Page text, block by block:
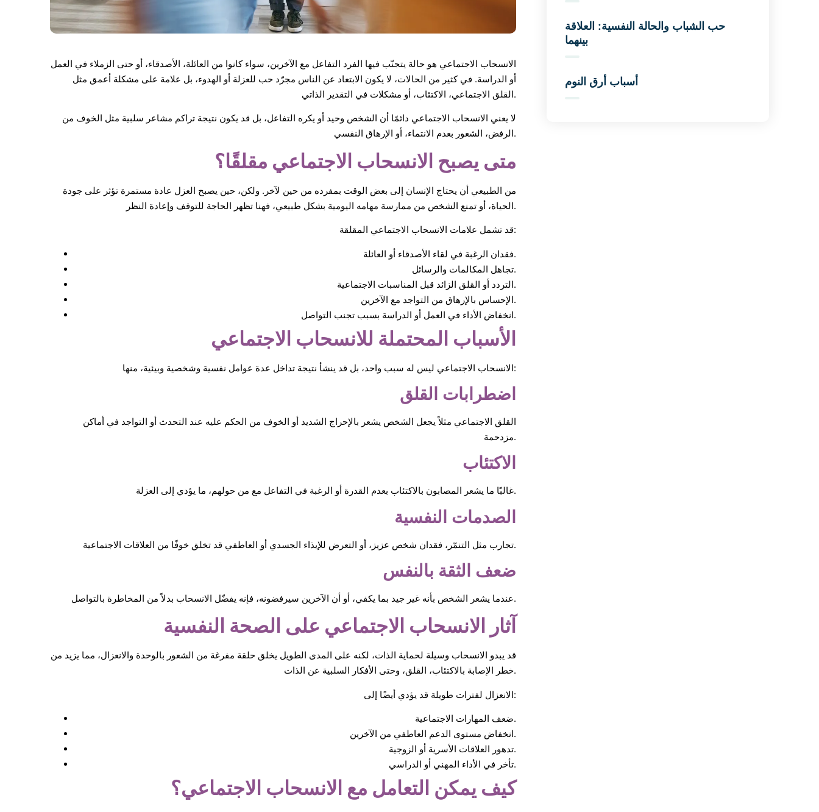
الانسحاب الاجتماعي هو حالة يتجنّب فيها الفرد التفاعل مع الآخرين، سواء كانوا من العائلة، الأصدقاء، أو حتى الزملاء في العمل
أو الدراسة. في كثير من الحالات، لا يكون الابتعاد عن الناس مجرّد حب للعزلة أو الهدوء، بل علامة على مشكلة أعمق مثل
القلق الاجتماعي، الاكتئاب، أو مشكلات في التقدير الذاتي.
لا يعني الانسحاب الاجتماعي دائمًا أن الشخص وحيد أو يكره التفاعل، بل قد يكون نتيجة تراكم مشاعر سلبية مثل الخوف من
الرفض، الشعور بعدم الانتماء، أو الإرهاق النفسي.
متى يصبح الانسحاب الاجتماعي مقلقًا؟
من الطبيعي أن يحتاج الإنسان إلى بعض الوقت بمفرده من حين لآخر. ولكن، حين يصبح العزل عادة مستمرة تؤثر على جودة
الحياة، أو تمنع الشخص من ممارسة مهامه اليومية بشكل طبيعي، فهنا تظهر الحاجة للتوقف وإعادة النظر.
قد تشمل علامات الانسحاب الاجتماعي المقلقة:
فقدان الرغبة في لقاء الأصدقاء أو العائلة.
تجاهل المكالمات والرسائل.
التردد أو القلق الزائد قبل المناسبات الاجتماعية.
الإحساس بالإرهاق من التواجد مع الآخرين.
انخفاض الأداء في العمل أو الدراسة بسبب تجنب التواصل.
الأسباب المحتملة للانسحاب الاجتماعي
الانسحاب الاجتماعي ليس له سبب واحد، بل قد ينشأ نتيجة تداخل عدة عوامل نفسية وشخصية وبيئية، منها:
اضطرابات القلق
القلق الاجتماعي مثلاً يجعل الشخص يشعر بالإحراج الشديد أو الخوف من الحكم عليه عند التحدث أو التواجد في أماكن
مزدحمة.
الاكتئاب
غالبًا ما يشعر المصابون بالاكتئاب بعدم القدرة أو الرغبة في التفاعل مع من حولهم، ما يؤدي إلى العزلة.
الصدمات النفسية
تجارب مثل التنمّر، فقدان شخص عزيز، أو التعرض للإيذاء الجسدي أو العاطفي قد تخلق خوفًا من العلاقات الاجتماعية.
ضعف الثقة بالنفس
عندما يشعر الشخص بأنه غير جيد بما يكفي، أو أن الآخرين سيرفضونه، فإنه يفضّل الانسحاب بدلاً من المخاطرة بالتواصل.
آثار الانسحاب الاجتماعي على الصحة النفسية
قد يبدو الانسحاب وسيلة لحماية الذات، لكنه على المدى الطويل يخلق حلقة مفرغة من الشعور بالوحدة والانعزال، مما يزيد من
خطر الإصابة بالاكتئاب، القلق، وحتى الأفكار السلبية عن الذات.
الانعزال لفترات طويلة قد يؤدي أيضًا إلى:
ضعف المهارات الاجتماعية.
انخفاض مستوى الدعم العاطفي من الآخرين.
تدهور العلاقات الأسرية أو الزوجية.
تأخر في الأداء المهني أو الدراسي.
كيف يمكن التعامل مع الانسحاب الاجتماعي؟
حب الشباب والحالة النفسية: العلاقة
بينهما
أسباب أرق النوم